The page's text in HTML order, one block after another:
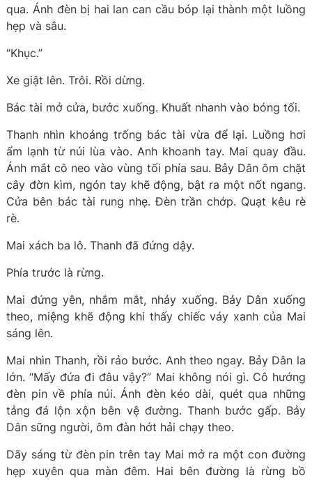
qua. Ánh đèn bị hai lan can cầu bóp lại thành một luồng
hẹp và sâu.
“Khục.”
Xe giật lên. Trôi. Rồi dừng.
Bác tài mở cửa, bước xuống. Khuất nhanh vào bóng tối.
Thanh nhìn khoảng trống bác tài vừa để lại. Luồng hơi
ẩm lạnh từ núi lùa vào. Anh khoanh tay. Mai quay đầu.
Ánh mắt cô neo vào vùng tối phía sau. Bảy Dân ôm chặt
cây đờn kìm, ngón tay khẽ động, bật ra một nốt ngang.
Cửa bên bác tài rung nhẹ. Đèn trần chớp. Quạt kêu rè
rè.
Mai xách ba lô. Thanh đã đứng dậy.
Phía trước là rừng.
Mai đứng yên, nhắm mắt, nhảy xuống. Bảy Dân xuống
theo, miệng khẽ động khi thấy chiếc váy xanh của Mai
sáng lên.
Mai nhìn Thanh, rồi rảo bước. Anh theo ngay. Bảy Dân la
lớn. “Mấy đứa đi đâu vậy?” Mai không nói gì. Cô hướng
đèn pin về phía núi. Ánh đèn kéo dài, quét qua những
tảng đá lộn xộn bên vệ đường. Thanh bước gấp. Bảy
Dân sững người, ôm đàn hớt hải chạy theo.
Dãy sáng từ đèn pin trên tay Mai mở ra một con đường
hẹp xuyên qua màn đêm. Hai bên đường là rừng bồ